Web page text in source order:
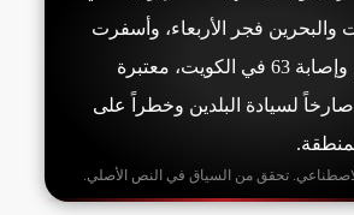
والبحرين فجر الأربعاء، وأسفرت
عن وفاة شخص وإصابة 63 في الكويت، معتبرة
صارخاً لسيادة البلدين وخطراً على
تحقق من السياق في النص الأصلي.